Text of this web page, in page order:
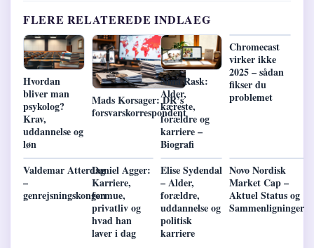
FLERE RELATEREDE INDLAEG
Hvordan
bliver man
psykolog?
Krav,
uddannelse og
løn
Mads Korsager: DR’s
forsvarskorrespondent
Nina Rask:
Alder,
kæreste,
forældre og
karriere –
Biografi
Chromecast
virker ikke
2025 – sådan
fikser du
problemet
Valdemar Atterdag
–
genrejsningskongen
Daniel Agger:
Karriere,
formue,
privatliv og
hvad han
laver i dag
Elise Sydendal
– Alder,
forældre,
uddannelse og
politisk
karriere
Novo Nordisk
Market Cap –
Aktuel Status og
Sammenligninger